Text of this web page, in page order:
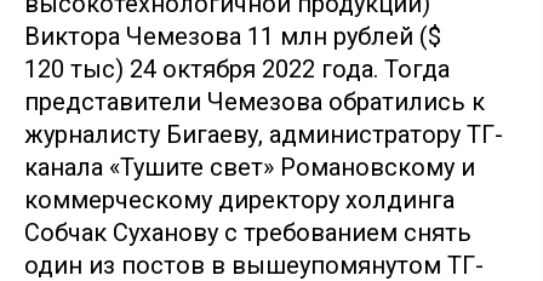
Виктора Чемезова 11 млн рублей ($
120 тыс) 24 октября 2022 года. Тогда
представители Чемезова обратились к
журналисту Бигаеву, администратору ТГ-
канала «Тушите свет» Романовскому и
коммерческому директору холдинга
Собчак Суханову с требованием снять
один из постов в вышеупомянутом ТГ-